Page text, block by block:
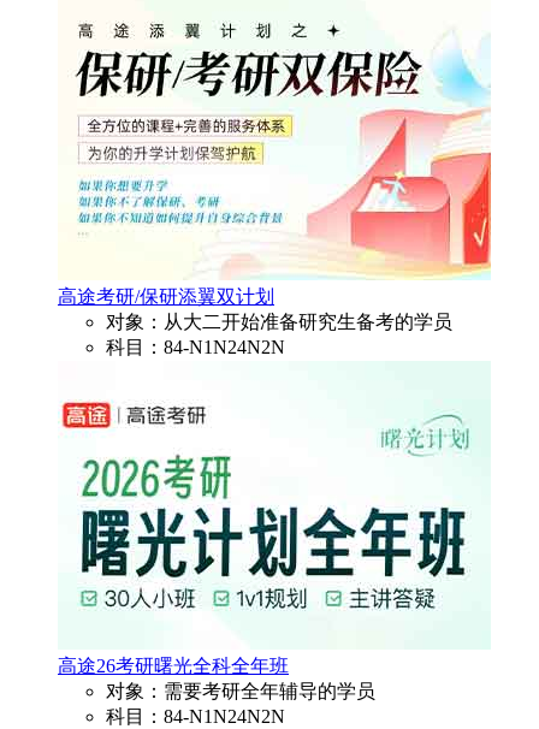
高途考研/保研添翼双计划
对象：从大二开始准备研究生备考的学员
科目：84-N1N24N2N
高途26考研曙光全科全年班
对象：需要考研全年辅导的学员
科目：84-N1N24N2N